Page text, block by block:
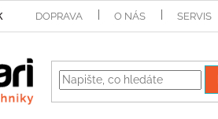
DOPRAVA O NÁS SERVIS